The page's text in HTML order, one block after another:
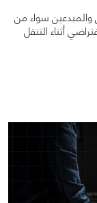
والمبدعين سواء من
أثناء التنقل